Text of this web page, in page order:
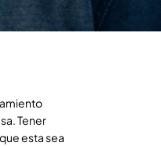
Tener
esta sea